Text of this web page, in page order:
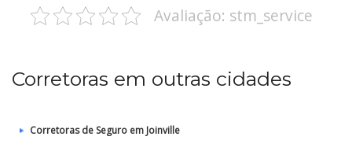
Avaliação: stm_service
Corretoras em outras cidades
Corretoras de Seguro em Joinville